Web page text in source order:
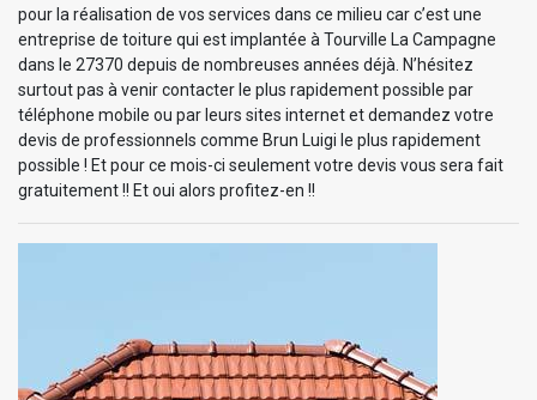
pour la réalisation de vos services dans ce milieu car c’est une
entreprise de toiture qui est implantée à Tourville La Campagne
dans le 27370 depuis de nombreuses années déjà. N’hésitez
surtout pas à venir contacter le plus rapidement possible par
téléphone mobile ou par leurs sites internet et demandez votre
devis de professionnels comme Brun Luigi le plus rapidement
possible ! Et pour ce mois-ci seulement votre devis vous sera fait
gratuitement !! Et oui alors profitez-en !!